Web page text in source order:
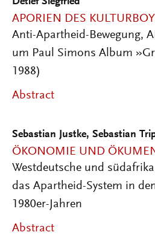
APORIEN DES
Anti-Apartheid-Bewegung,
um Paul Simons Album
1988)
Abstract
Sebastian Justke, Sebastian
ÖKONOMIE UND
Westdeutsche und
das Apartheid-System in
1980er-Jahren
Abstract